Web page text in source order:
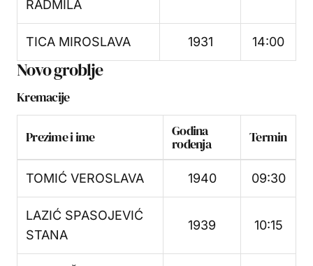
RADMILA
TICA MIROSLAVA 1931 14:00
Novo groblje
Kremacije
Prezime i ime Godina
rođenja Termin
TOMIĆ VEROSLAVA 1940 09:30
LAZIĆ SPASOJEVIĆ
STANA
1939 10:15